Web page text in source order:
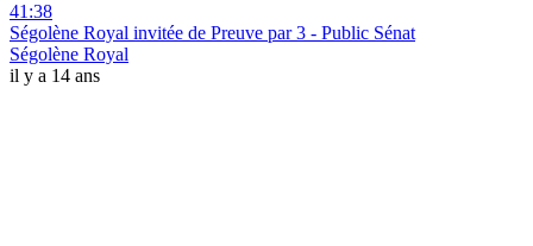
41:38
Ségolène Royal invitée de Preuve par 3 - Public Sénat
Ségolène Royal
il y a 14 ans